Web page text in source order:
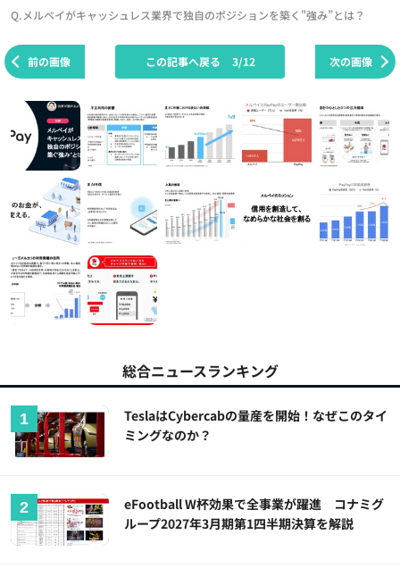
Q.メルペイがキャッシュレス業界で独自のポジションを築く"強み”とは？
前の画像 次の画像
この記事へ戻る 3/12
総合ニュースランキング
TeslaはCybercabの量産を開始！なぜこのタイ
ミングなのか？
eFootball W杯効果で全事業が躍進 コナミグ
ループ2027年3月期第1四半期決算を解説